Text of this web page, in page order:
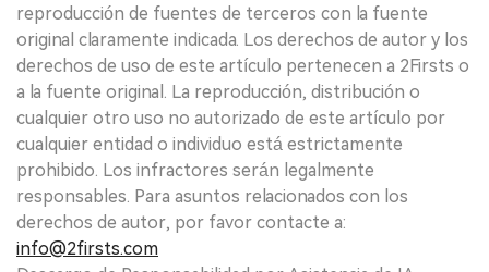
reproducción de fuentes de terceros con la fuente
original claramente indicada. Los derechos de autor y los
derechos de uso de este artículo pertenecen a 2Firsts o
a la fuente original. La reproducción, distribución o
cualquier otro uso no autorizado de este artículo por
cualquier entidad o individuo está estrictamente
prohibido. Los infractores serán legalmente
responsables. Para asuntos relacionados con los
derechos de autor, por favor contacte a:
info@2firsts.com